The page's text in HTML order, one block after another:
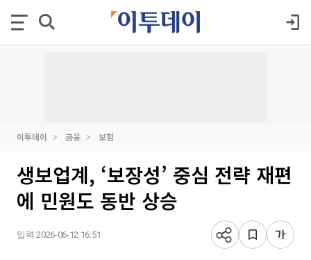
이투데이 금융 보험
생보업계, ‘보장성’ 중심 전략 재편
에 민원도 동반 상승
입력 2026-06-12 16:51